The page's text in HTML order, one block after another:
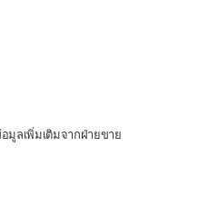
มูลเพิ่มเติมจากฝ่ายขาย